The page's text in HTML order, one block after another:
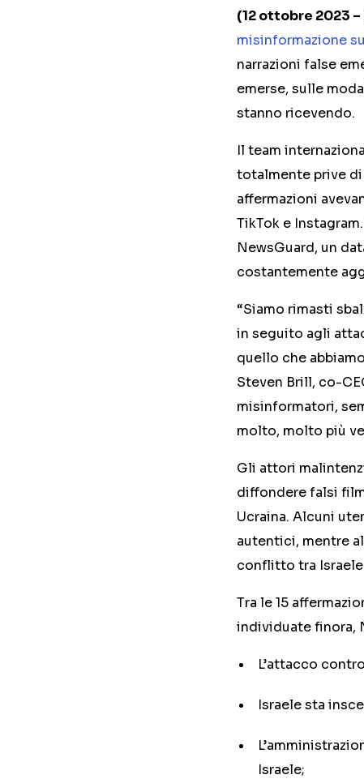
(12 ottobre 2023 –
misinformazione
narrazioni false
emerse, sulle
stanno ricevendo.
Il team
totalmente prive di
affermazioni
TikTok e
NewsGuard, un
costantemente
“Siamo rimasti
in seguito agli
quello che
Steven Brill, co-
misinformatori,
molto, molto più
Gli attori
diffondere falsi
Ucraina. Alcuni
autentici, mentre
conflitto tra Israele
Tra le 15
individuate finora,
L’attacco
Israele sta
Israele;